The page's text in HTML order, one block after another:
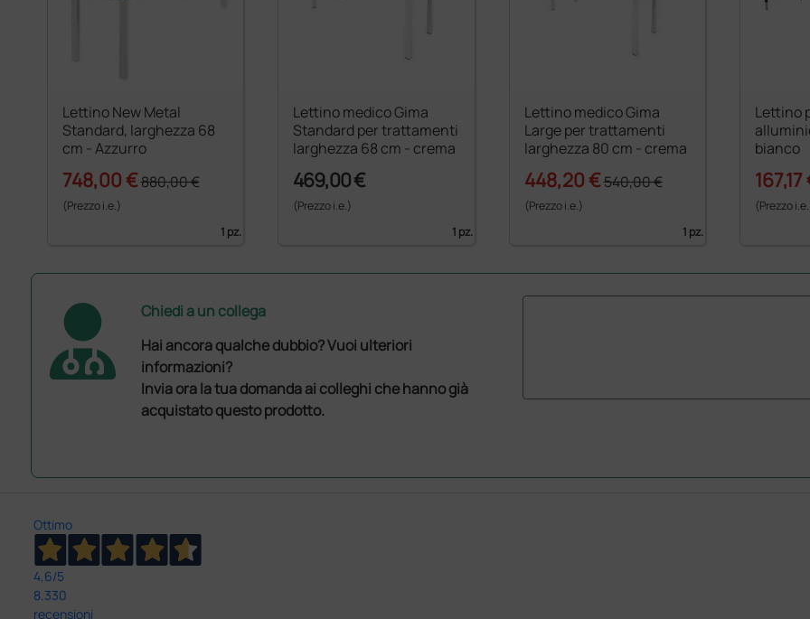
Lettino New Metal
Standard, larghezza 68
cm - Azzurro
748,00 €880,00 €
(Prezzo i.e.)
1 pz.
Lettino medico Gima
Standard per trattamenti
larghezza 68 cm - crema
469,00 €
(Prezzo i.e.)
1 pz.
Lettino medico Gima
Large per trattamenti
larghezza 80 cm - crema
448,20 €540,00 €
(Prezzo i.e.)
1 pz.
Lettino
bianco
(Prezzo
Chiedi a un collega
Hai ancora qualche dubbio? Vuoi ulteriori
informazioni?
Invia ora la tua domanda ai colleghi che hanno già
acquistato questo prodotto.
Ottimo
4,6/5
8.330
recensioni